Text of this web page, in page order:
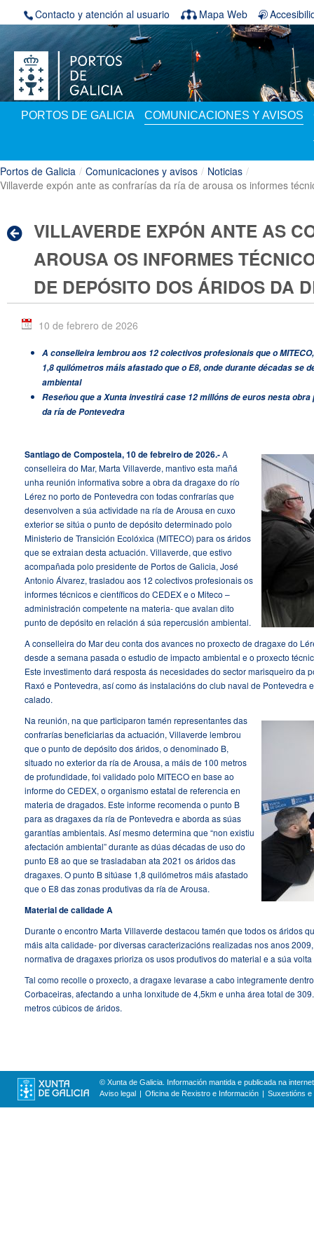
Saltar al contenido
Contacto y atención al usuario Mapa Web
PORTOS DE GALICIA COMUNICACIONES Y AVISOS
Portos de Galicia / Comunicaciones y avisos / Noticias /
Villaverde expón ante as confrarías da ría de arousa os informes
VILLAVERDE EXPÓN ANTE AS
AROUSA OS INFORMES
DE DEPÓSITO DOS ÁRIDOS DA
10 de febrero de 2026
A conselleira lembrou aos 12 colectivos profesionais que o
1,8 quilómetros máis afastado que o E8, onde durante décadas se
ambiental
Reseñou que a Xunta investirá case 12 millóns de euros nesta
da ría de Pontevedra
Santiago de Compostela, 10 de febreiro de 2026.-A
conselleira do Mar, Marta Villaverde, mantivo esta mañá
unha reunión informativa sobre a obra da dragaxe do río
Lérez no porto de Pontevedra con todas confrarías que
desenvolven a súa actividade na ría de Arousa en cuxo
exterior se sitúa o punto de depósito determinado polo
Ministerio de Transición Ecolóxica (MITECO) para os áridos
que se extraian desta actuación. Villaverde, que estivo
acompañada polo presidente de Portos de Galicia, José
Antonio Álvarez, trasladou aos 12 colectivos profesionais os
informes técnicos e científicos do CEDEX e o Miteco –
administración competente na materia- que avalan dito
punto de depósito en relación á súa repercusión ambiental.
A conselleira do Mar deu conta dos avances no proxecto de dragaxe do
desde a semana pasada o estudio de impacto ambiental e o proxecto
Este investimento dará resposta ás necesidades do sector marisqueiro da
Raxó e Pontevedra, así como ás instalacións do club naval de Pontevedra
calado.
Na reunión, na que participaron tamén representantes das
confrarías beneficiarias da actuación, Villaverde lembrou
que o punto de depósito dos áridos, o denominado B,
situado no exterior da ría de Arousa, a máis de 100 metros
de profundidade, foi validado polo MITECO en base ao
informe do CEDEX, o organismo estatal de referencia en
materia de dragados. Este informe recomenda o punto B
para as dragaxes da ría de Pontevedra e aborda as súas
garantías ambientais. Así mesmo determina que “non existiu
afectación ambiental” durante as dúas décadas de uso do
punto E8 ao que se trasladaban ata 2021 os áridos das
dragaxes. O punto B sitúase 1,8 quilómetros máis afastado
que o E8 das zonas produtivas da ría de Arousa.
Material de calidade A
Durante o encontro Marta Villaverde destacou tamén que todos os áridos
máis alta calidade- por diversas caracterizacións realizadas nos anos
normativa de dragaxes prioriza os usos produtivos do material e a súa
Tal como recolle o proxecto, a dragaxe levarase a cabo integramente
Corbaceiras, afectando a unha lonxitude de 4,5km e unha área total de
metros cúbicos de áridos.
© Xunta de Galicia. Información mantida e publicada na
Aviso legal
Oficina de Rexistro e Información Suxestións e